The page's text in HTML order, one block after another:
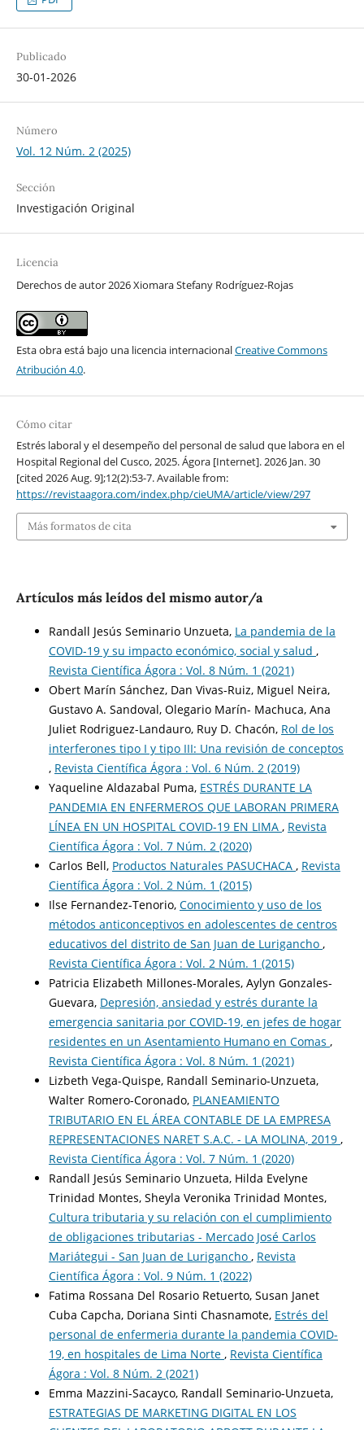
Publicado
30-01-2026
Número
Vol. 12 Núm. 2 (2025)
Sección
Investigación Original
Licencia
Derechos de autor 2026 Xiomara Stefany Rodríguez-Rojas
Esta obra está bajo una licencia internacionalCreative Commons
Atribución 4.0.
Cómo citar
Estrés laboral y el desempeño del personal de salud que labora en el
Hospital Regional del Cusco, 2025. Ágora [Internet]. 2026 Jan. 30
[cited 2026 Aug. 9];12(2):53-7. Available from:
https://revistaagora.com/index.php/cieUMA/article/view/297
Más formatos de cita
Artículos más leídos del mismo autor/a
Randall Jesús Seminario Unzueta, La pandemia de la
COVID-19 y su impacto económico, social y salud ,
Revista Científica Ágora : Vol. 8 Núm. 1 (2021)
Obert Marín Sánchez, Dan Vivas-Ruiz, Miguel Neira,
Gustavo A. Sandoval, Olegario Marín- Machuca, Ana
Juliet Rodriguez-Landauro, Ruy D. Chacón, Rol de los
interferones tipo I y tipo III: Una revisión de conceptos
, Revista Científica Ágora : Vol. 6 Núm. 2 (2019)
Yaqueline Aldazabal Puma, ESTRÉS DURANTE LA
PANDEMIA EN ENFERMEROS QUE LABORAN PRIMERA
LÍNEA EN UN HOSPITAL COVID-19 EN LIMA , Revista
Científica Ágora : Vol. 7 Núm. 2 (2020)
Carlos Bell, Productos Naturales PASUCHACA , Revista
Científica Ágora : Vol. 2 Núm. 1 (2015)
Ilse Fernandez-Tenorio, Conocimiento y uso de los
métodos anticonceptivos en adolescentes de centros
educativos del distrito de San Juan de Lurigancho ,
Revista Científica Ágora : Vol. 2 Núm. 1 (2015)
Patricia Elizabeth Millones-Morales, Aylyn Gonzales-
Guevara, Depresión, ansiedad y estrés durante la
emergencia sanitaria por COVID-19, en jefes de hogar
residentes en un Asentamiento Humano en Comas ,
Revista Científica Ágora : Vol. 8 Núm. 1 (2021)
Lizbeth Vega-Quispe, Randall Seminario-Unzueta,
Walter Romero-Coronado, PLANEAMIENTO
TRIBUTARIO EN EL ÁREA CONTABLE DE LA EMPRESA
REPRESENTACIONES NARET S.A.C. - LA MOLINA, 2019 ,
Revista Científica Ágora : Vol. 7 Núm. 1 (2020)
Randall Jesús Seminario Unzueta, Hilda Evelyne
Trinidad Montes, Sheyla Veronika Trinidad Montes,
Cultura tributaria y su relación con el cumplimiento
de obligaciones tributarias - Mercado José Carlos
Mariátegui - San Juan de Lurigancho , Revista
Científica Ágora : Vol. 9 Núm. 1 (2022)
Fatima Rossana Del Rosario Retuerto, Susan Janet
Cuba Capcha, Doriana Sinti Chasnamote, Estrés del
personal de enfermeria durante la pandemia COVID-
19, en hospitales de Lima Norte , Revista Científica
Ágora : Vol. 8 Núm. 2 (2021)
Emma Mazzini-Sacayco, Randall Seminario-Unzueta,
ESTRATEGIAS DE MARKETING DIGITAL EN LOS